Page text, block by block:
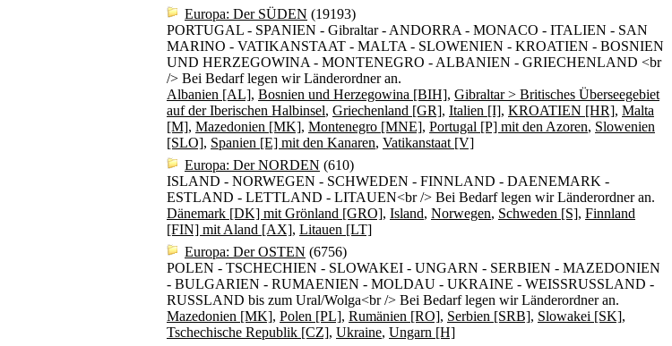
Europa: Der SÜDEN (19193)
PORTUGAL - SPANIEN - Gibraltar - ANDORRA - MONACO - ITALIEN - SAN
MARINO - VATIKANSTAAT - MALTA - SLOWENIEN - KROATIEN - BOSNIEN
UND HERZEGOWINA - MONTENEGRO - ALBANIEN - GRIECHENLAND <br
/> Bei Bedarf legen wir Länderordner an.
Albanien [AL], Bosnien und Herzegowina [BIH], Gibraltar > Britisches Überseegebiet
auf der Iberischen Halbinsel, Griechenland [GR], Italien [I], KROATIEN [HR], Malta
[M], Mazedonien [MK], Montenegro [MNE], Portugal [P] mit den Azoren, Slowenien
[SLO], Spanien [E] mit den Kanaren, Vatikanstaat [V]
Europa: Der NORDEN (610)
ISLAND - NORWEGEN - SCHWEDEN - FINNLAND - DAENEMARK -
ESTLAND - LETTLAND - LITAUEN<br /> Bei Bedarf legen wir Länderordner an.
Dänemark [DK] mit Grönland [GRO], Island, Norwegen, Schweden [S], Finnland
[FIN] mit Aland [AX], Litauen [LT]
Europa: Der OSTEN (6756)
POLEN - TSCHECHIEN - SLOWAKEI - UNGARN - SERBIEN - MAZEDONIEN
- BULGARIEN - RUMAENIEN - MOLDAU - UKRAINE - WEISSRUSSLAND -
RUSSLAND bis zum Ural/Wolga<br /> Bei Bedarf legen wir Länderordner an.
Mazedonien [MK], Polen [PL], Rumänien [RO], Serbien [SRB], Slowakei [SK],
Tschechische Republik [CZ], Ukraine, Ungarn [H]